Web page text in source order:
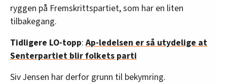
ryggen på Fremskrittspartiet, som har en liten
tilbakegang.
Tidligere LO-topp:Ap-ledelsen er så utydelige at
Senterpartiet blir folkets parti
Siv Jensen har derfor grunn til bekymring.